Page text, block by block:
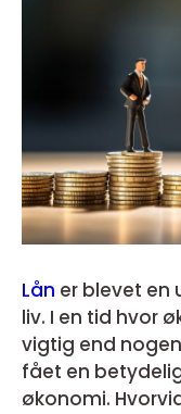
Lån er blevet en
liv. I en tid hvor
vigtig end
fået en
økonomi.